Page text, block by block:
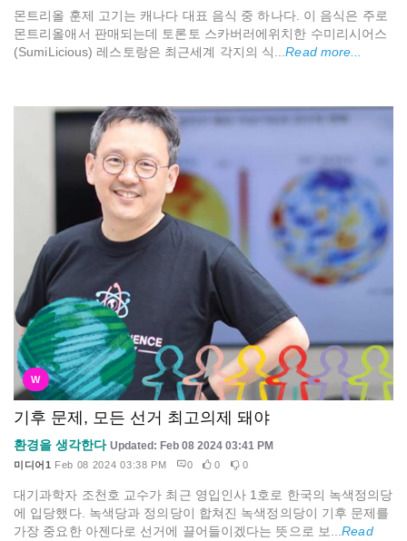
몬트리올 훈제 고기는 캐나다 대표 음식 중 하나다. 이 음식은 주로
몬트리올애서 판매되는데 토론토 스카버러에위치한 수미리시어스
(SumiLicious) 레스토랑은 최근세계 각지의 식...Read more...
W
기후 문제, 모든 선거 최고의제 돼야
환경을 생각한다 Updated: Feb 08 2024 03:41 PM
미디어1 Feb 08 2024 03:38 PM 0 0 0
대기과학자 조천호 교수가 최근 영입인사 1호로 한국의 녹색정의당
에 입당했다. 녹색당과 정의당이 합쳐진 녹색정의당이 기후 문제를
가장 중요한 아젠다로 선거에 끌어들이겠다는 뜻으로 보...Read